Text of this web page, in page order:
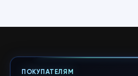
ПОКУПАТЕЛЯМ